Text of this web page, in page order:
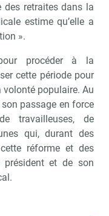
retraites dans la
estime qu’elle a
».
procéder à la
cette période pour
volonté populaire. Au
passage en force
travailleuses, de
qui, durant des
réforme et des
président et de son